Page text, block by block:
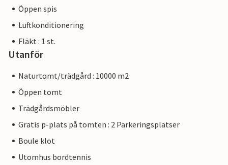
Öppen spis
Luftkonditionering
Fläkt : 1 st.
Utanför
Naturtomt/trädgård : 10000 m2
Öppen tomt
Trädgårdsmöbler
Gratis p-plats på tomten : 2 Parkeringsplatser
Boule klot
Utomhus bordtennis